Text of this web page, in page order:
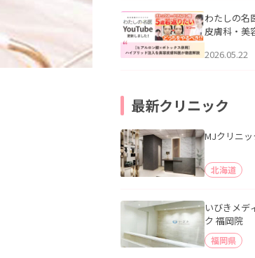
た。
わたしの名
皮膚科・美
用】ハイブ
2026.05.22
最新クリニック
MJクリニ
北海道
いびきメデ
ク 福岡院
福岡県